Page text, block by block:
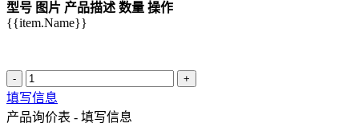
型号 图片 产品描述 数量 操作
{{item.Name}}
- +
填写信息
产品询价表 - 填写信息